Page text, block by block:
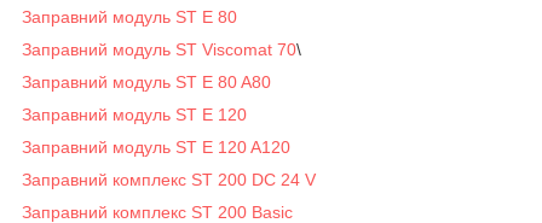
Заправний модуль ST E 80
Заправний модуль ST Viscomat 70\
Заправний модуль ST E 80 A80
Заправний модуль ST E 120
Заправний модуль ST E 120 A120
Заправний комплекс ST 200 DC 24 V
Заправний комплекс ST 200 Basic